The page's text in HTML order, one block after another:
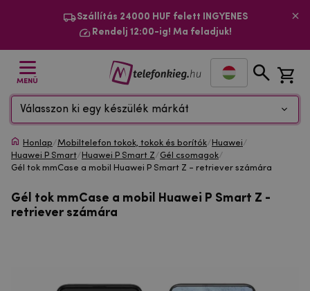
Szállítás 24000 HUF felett INGYENES
Rendelj 12:00-ig! Ma feladjuk!
MENÜ
Válasszon ki egy készülék márkát
Honlap/Mobiltelefon tokok, tokok és borítók/ Huawei/
Huawei P Smart/ Huawei P Smart Z/Gél csomagok/
Gél tok mmCase a mobil Huawei P Smart Z - retriever számára
Gél tok mmCase a mobil Huawei P Smart Z -
retriever számára